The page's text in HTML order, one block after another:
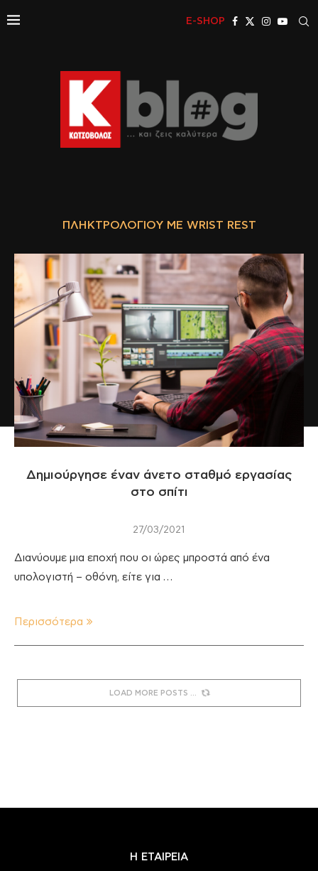
E-SHOP
ΠΛΗΚΤΡΟΛΟΓΊΟΥ ΜΕ WRIST REST
Δημιούργησε έναν άνετο σταθμό εργασίας
στο σπίτι
27/03/2021
Διανύουμε μια εποχή που οι ώρες μπροστά από ένα
υπολογιστή – οθόνη, είτε για …
Περισσότερα
LOAD MORE POSTS
Η ΕΤΑΙΡΕΙΑ